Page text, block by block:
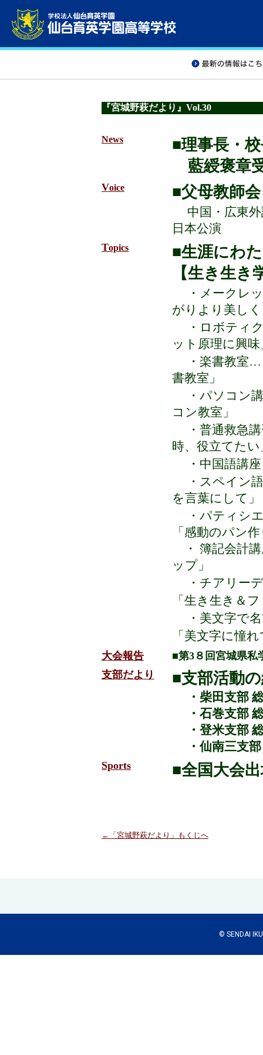
『宮城野萩だより』Vol.30
News
■理事長・
藍綬褒章
Voice ■父母教師
中国・広東
日本公演
Topics
■生涯にわ
【生き生き
・メークレ
がりより美し
・ロボティ
ット原理に興味
・楽書教室
書教室」
・ パソコン
コン教室」
・ 普通救急
時、役立てたい
・中国語講
・スペイン
を言葉にして」
・ パティシ
「感動のパン
・ 簿記会計
ップ」
・ チアリー
「生き生き＆
・ 美文字で
「美文字に憧
大会報告
■第3８回宮城県私
支部だより
■支部活動
・柴田支部
・ 石巻支部
・登米支部
・仙南三支部
Sports ■全国大会
←「宮城野萩だより」もくじへ
© SENDAI